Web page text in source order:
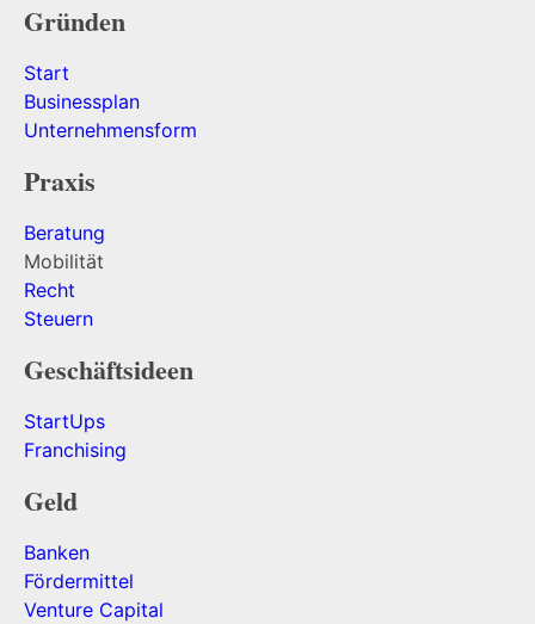
Gründen
Start
Businessplan
Unternehmensform
Praxis
Beratung
Mobilität
Recht
Steuern
Geschäftsideen
StartUps
Franchising
Geld
Banken
Fördermittel
Venture Capital